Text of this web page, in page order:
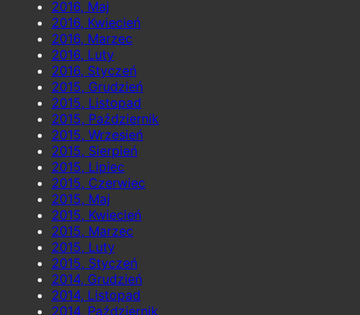
2016, Maj
2016, Kwiecień
2016, Marzec
2016, Luty
2016, Styczeń
2015, Grudzień
2015, Listopad
2015, Październik
2015, Wrzesień
2015, Sierpień
2015, Lipiec
2015, Czerwiec
2015, Maj
2015, Kwiecień
2015, Marzec
2015, Luty
2015, Styczeń
2014, Grudzień
2014, Listopad
2014, Październik